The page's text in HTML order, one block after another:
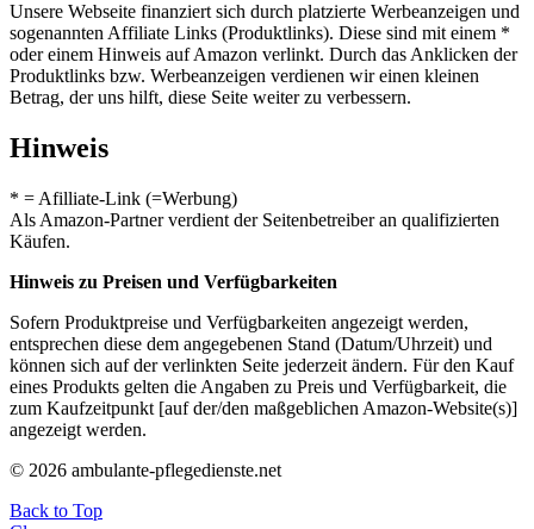
Unsere Webseite finanziert sich durch platzierte Werbeanzeigen und
sogenannten Affiliate Links (Produktlinks). Diese sind mit einem *
oder einem Hinweis auf Amazon verlinkt. Durch das Anklicken der
Produktlinks bzw. Werbeanzeigen verdienen wir einen kleinen
Betrag, der uns hilft, diese Seite weiter zu verbessern.
Hinweis
* = Afilliate-Link (=Werbung)
Als Amazon-Partner verdient der Seitenbetreiber an qualifizierten
Käufen.
Hinweis zu Preisen und Verfügbarkeiten
Sofern Produktpreise und Verfügbarkeiten angezeigt werden,
entsprechen diese dem angegebenen Stand (Datum/Uhrzeit) und
können sich auf der verlinkten Seite jederzeit ändern. Für den Kauf
eines Produkts gelten die Angaben zu Preis und Verfügbarkeit, die
zum Kaufzeitpunkt [auf der/den maßgeblichen Amazon-Website(s)]
angezeigt werden.
© 2026 ambulante-pflegedienste.net
Back to Top